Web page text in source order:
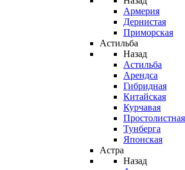
Армерия
Дернистая
Приморская
Астильба
Назад
Астильба
Арендса
Гибридная
Китайская
Курчавая
Простолистная
Тунберга
Японская
Астра
Назад